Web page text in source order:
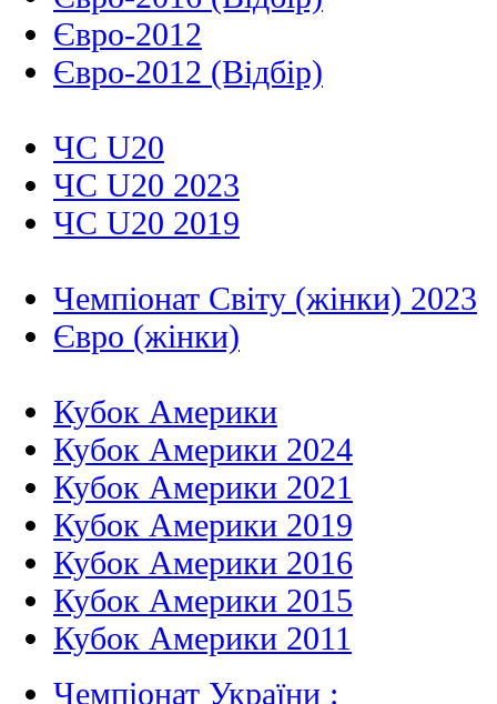
Євро-2012
Євро-2012 (Відбір)
ЧС U20
ЧС U20 2023
ЧС U20 2019
Чемпіонат Світу (жінки) 2023
Євро (жінки)
Кубок Америки
Кубок Америки 2024
Кубок Америки 2021
Кубок Америки 2019
Кубок Америки 2016
Кубок Америки 2015
Кубок Америки 2011
Чемпіонат України :